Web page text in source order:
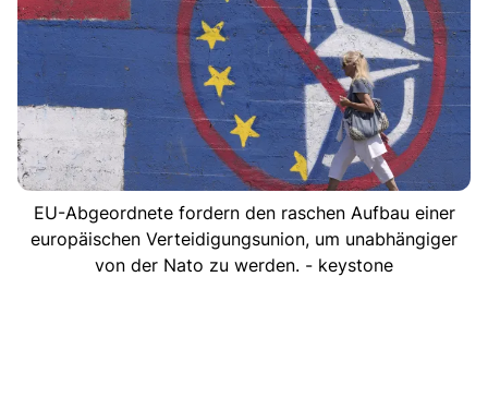
EU-Abgeordnete fordern den raschen Aufbau einer
europäischen Verteidigungsunion, um unabhängiger
von der Nato zu werden. - keystone